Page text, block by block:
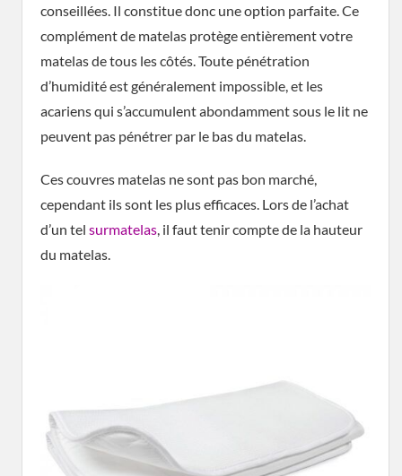
conseillées. Il constitue donc une option parfaite. Ce
complément de matelas protège entièrement votre
matelas de tous les côtés. Toute pénétration
d’humidité est généralement impossible, et les
acariens qui s’accumulent abondamment sous le lit ne
peuvent pas pénétrer par le bas du matelas.
Ces couvres matelas ne sont pas bon marché,
cependant ils sont les plus efficaces. Lors de l’achat
d’un tel surmatelas, il faut tenir compte de la hauteur
du matelas.